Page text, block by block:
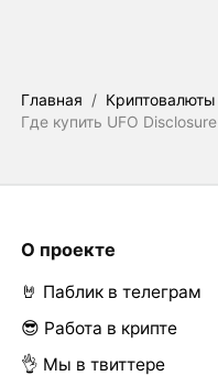
Главная / Криптовалюты
Где купить UFO Disclosure
О проекте
🤘 Паблик в телеграм
😎 Работа в крипте
👌 Мы в твиттере